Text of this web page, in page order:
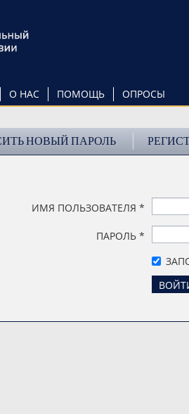
О НАС ПОМОЩЬ ОПРОСЫ
НОВЫЙ ПАРОЛЬ
ИМЯ ПОЛЬЗОВАТЕЛЯ *
ПАРОЛЬ *